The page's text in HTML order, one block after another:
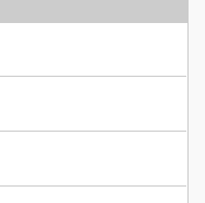
100萬 ~150萬
新北市